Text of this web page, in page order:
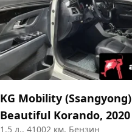
KG Mobility (Ssangyong)
Beautiful Korando, 2020
1.5 л., 41002 км, Бензин